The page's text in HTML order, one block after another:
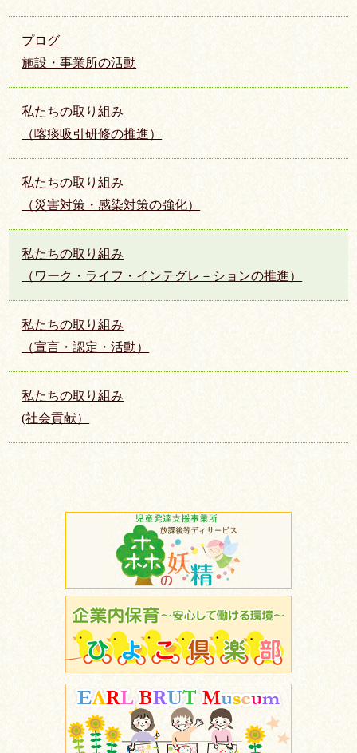
プログ
施設・事業所の活動
私たちの取り組み
（喀痰吸引研修の推進）
私たちの取り組み
（災害対策・感染対策の強化）
私たちの取り組み
（ワーク・ライフ・インテグレ－ションの推進）
私たちの取り組み
（宣言・認定・活動）
私たちの取り組み
(社会貢献）